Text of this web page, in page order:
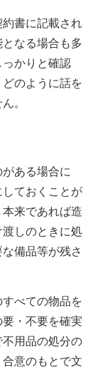
書に記載され
なる場合も多
かりと確認
のように話を
。
ある場合に
ておくことが
来であれば造
しのときに処
備品等が残さ
べての物品を
・不要を確実
用品の処分の
意のもとで文